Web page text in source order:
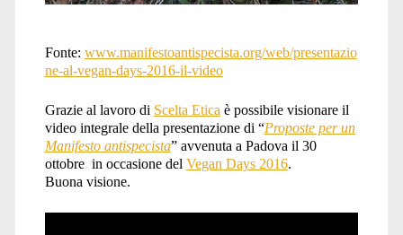
Fonte: www.manifestoantispecista.org/web/presentazio
ne-al-vegan-days-2016-il-video
Grazie al lavoro di Scelta Etica è possibile visionare il
video integrale della presentazione di “Proposte per un
Manifesto antispecista” avvenuta a Padova il 30
ottobre in occasione del Vegan Days 2016.
Buona visione.